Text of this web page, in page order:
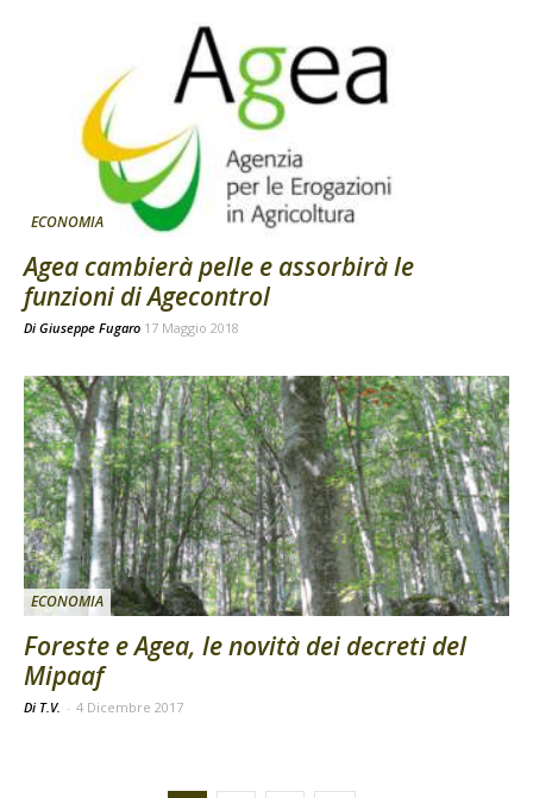
ECONOMIA
Agea cambierà pelle e assorbirà le
funzioni di Agecontrol
Di Giuseppe Fugaro 17 Maggio 2018
ECONOMIA
Foreste e Agea, le novità dei decreti del
Mipaaf
Di T.V. - 4 Dicembre 2017